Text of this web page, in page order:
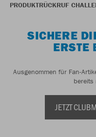
PRODUKTRÜCKRUF
SICHERE
ERSTE
Ausgenommen für Fan-
bereits
JETZT